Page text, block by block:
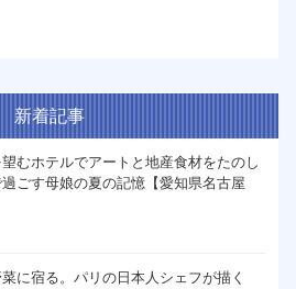
新着記事
むホテルでアートと地産食材をたのし
ごす母娘の夏の記憶【愛知県名古屋
に宿る。パリの日本人シェフが描く